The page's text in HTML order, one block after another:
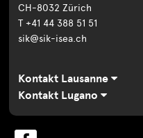
CH-8032 Zürich
T +41 44 388 51 51
sik@sik-isea.ch
Kontakt Lausanne
Kontakt Lugano